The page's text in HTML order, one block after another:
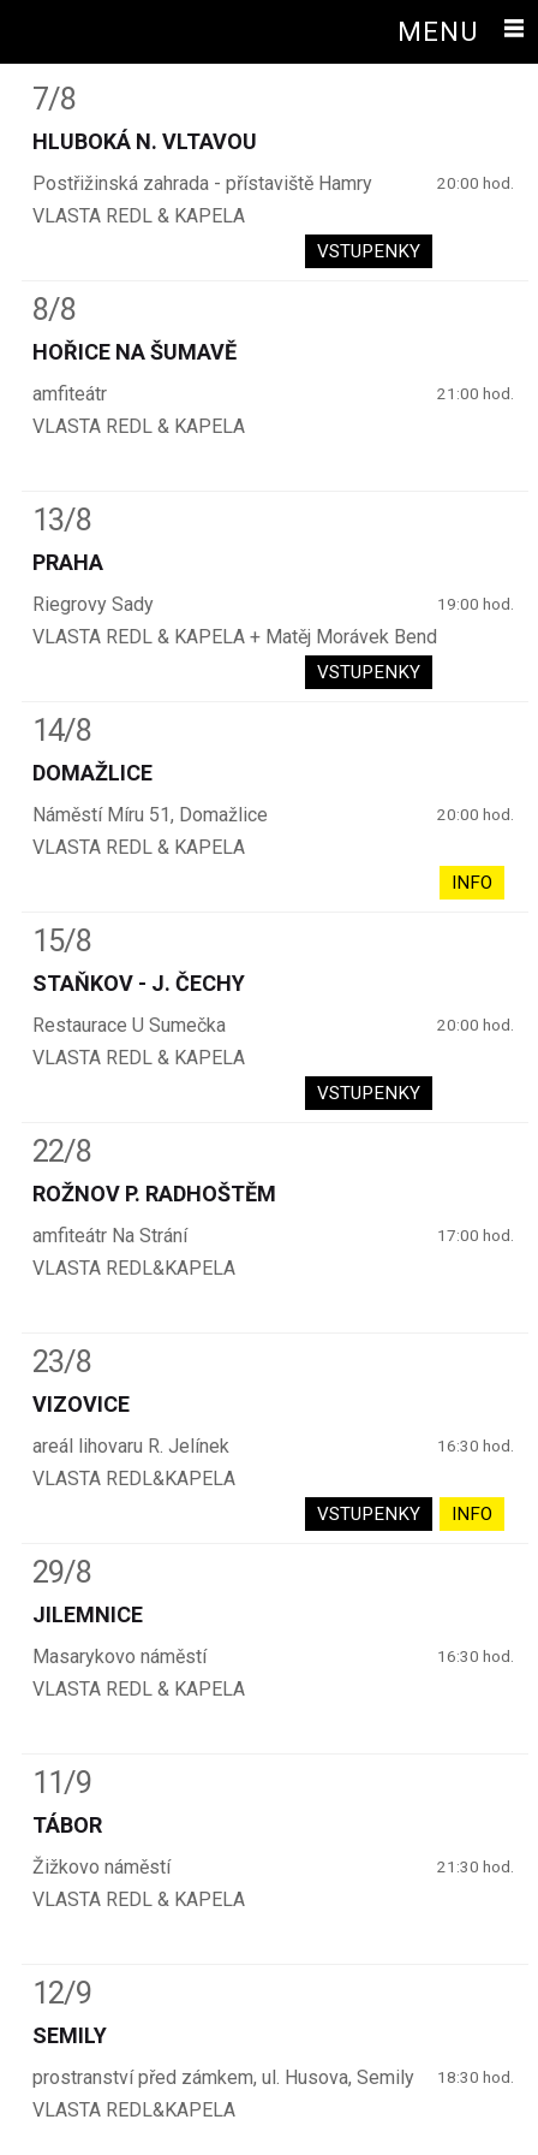
MENU
7/8
HLUBOKÁ N. VLTAVOU
Postřižinská zahrada - přístaviště Hamry 20:00 hod.
VLASTA REDL & KAPELA
VSTUPENKY
8/8
HOŘICE NA ŠUMAVĚ
amfiteátr 21:00 hod.
VLASTA REDL & KAPELA
13/8
PRAHA
Riegrovy Sady 19:00 hod.
VLASTA REDL & KAPELA + Matěj Morávek Bend
VSTUPENKY
14/8
DOMAŽLICE
Náměstí Míru 51, Domažlice 20:00 hod.
VLASTA REDL & KAPELA
INFO
15/8
STAŇKOV - J. ČECHY
Restaurace U Sumečka 20:00 hod.
VLASTA REDL & KAPELA
VSTUPENKY
22/8
ROŽNOV P. RADHOŠTĚM
amfiteátr Na Strání 17:00 hod.
VLASTA REDL&KAPELA
23/8
VIZOVICE
areál lihovaru R. Jelínek 16:30 hod.
VLASTA REDL&KAPELA
INFO
VSTUPENKY
29/8
JILEMNICE
Masarykovo náměstí 16:30 hod.
VLASTA REDL & KAPELA
11/9
TÁBOR
Žižkovo náměstí 21:30 hod.
VLASTA REDL & KAPELA
12/9
SEMILY
prostranství před zámkem, ul. Husova, Semily 18:30 hod.
VLASTA REDL&KAPELA